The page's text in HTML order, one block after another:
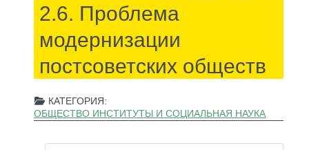
2.6. Проблема
модернизации
постсоветских обществ
КАТЕГОРИЯ:
ОБЩЕСТВО ИНСТИТУТЫ И СОЦИАЛЬНАЯ НАУКА